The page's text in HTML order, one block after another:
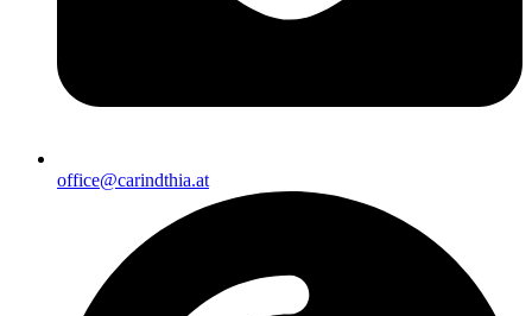
office@carindthia.at